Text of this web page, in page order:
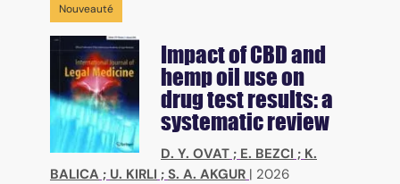
Nouveauté
Impact of CBD and
hemp oil use on
drug test results: a
systematic review
D. Y. OVAT ; E. BEZCI ; K.
BALICA ; U. KIRLI ; S. A. AKGUR | 2026